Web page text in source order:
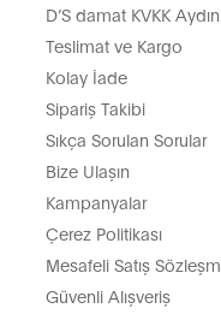
D’S damat KVKK
Teslimat ve Kargo
Kolay İade
Sipariş Takibi
Sıkça Sorulan Sorular
Bize Ulaşın
Kampanyalar
Çerez Politikası
Mesafeli Satış
Güvenli Alışveriş